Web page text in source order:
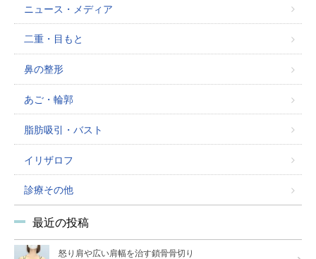
ニュース・メディア
二重・目もと
鼻の整形
あご・輪郭
脂肪吸引・バスト
イリザロフ
診療その他
最近の投稿
怒り肩や広い肩幅を治す鎖骨骨切り